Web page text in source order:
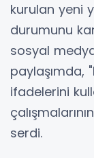
kurulan yeni
durumunu
sosyal
paylaşımda,
ifadelerini
serdi.